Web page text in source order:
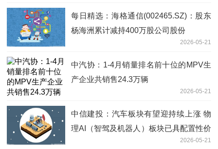
每日精选：海格通信(002465.SZ)：股东
杨海洲累计减持400万股公司股份
2026-05-21
中汽协：1-4月销量排名前十位的MPV生
产企业共销售24.3万辆
2026-05-21
中信建投：汽车板块有望迎持续上涨 物
理AI（智驾及机器人）板块已具配置性价
2026-05-21